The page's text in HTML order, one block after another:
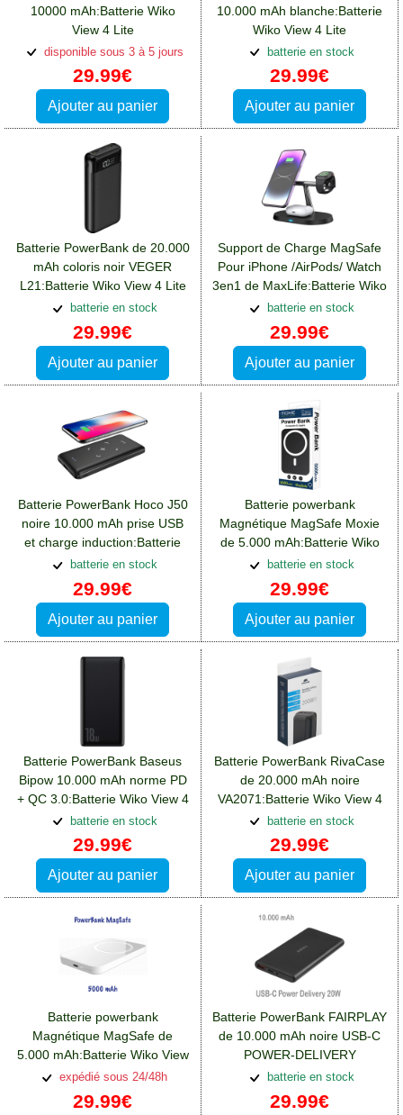
10000 mAh:Batterie Wiko
View 4 Lite
disponible sous 3 à 5 jours
29.99€
Ajouter au panier
10.000 mAh blanche:Batterie
Wiko View 4 Lite
batterie en stock
29.99€
Ajouter au panier
Batterie PowerBank de 20.000
mAh coloris noir VEGER
L21:Batterie Wiko View 4 Lite
batterie en stock
29.99€
Ajouter au panier
Support de Charge MagSafe
Pour iPhone /AirPods/ Watch
3en1 de MaxLife:Batterie Wiko
View 4 Lite
batterie en stock
29.99€
Ajouter au panier
Batterie PowerBank Hoco J50
noire 10.000 mAh prise USB
et charge induction:Batterie
Wiko View 4 Lite
batterie en stock
29.99€
Ajouter au panier
Batterie powerbank
Magnétique MagSafe Moxie
de 5.000 mAh:Batterie Wiko
View 4 Lite
batterie en stock
29.99€
Ajouter au panier
Batterie PowerBank Baseus
Bipow 10.000 mAh norme PD
+ QC 3.0:Batterie Wiko View 4
Lite
batterie en stock
29.99€
Ajouter au panier
Batterie PowerBank RivaCase
de 20.000 mAh noire
VA2071:Batterie Wiko View 4
Lite
batterie en stock
29.99€
Ajouter au panier
Batterie powerbank
Magnétique MagSafe de
5.000 mAh:Batterie Wiko View
4 Lite
expédié sous 24/48h
29.99€
Batterie PowerBank FAIRPLAY
de 10.000 mAh noire USB-C
POWER-DELIVERY
20W:Batterie Wiko View 4 Lite
batterie en stock
29.99€